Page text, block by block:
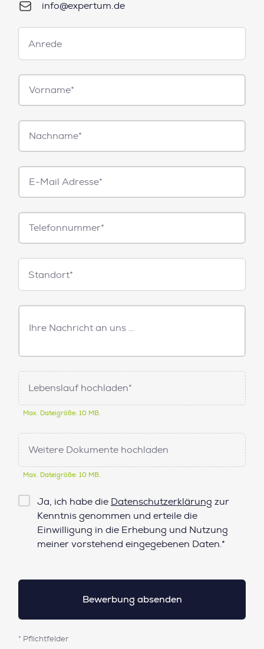
info@expertum.de
Anrede
Anrede
Vorname*
Nachname*
E-
Mail*
Telefonnummer
Standorte
Standort*
Freitext
Nachricht
Lebenslauf hochladen*
Max. Dateigröße: 10 MB.
Weitere Dokumente hochladen
Max. Dateigröße: 10 MB.
Checkbox
Datenschutz*
Ja, ich habe die Datenschutzerklärung zur
Kenntnis genommen und erteile die
Einwilligung in die Erhebung und Nutzung
meiner vorstehend eingegebenen Daten.*
* Pflichtfelder